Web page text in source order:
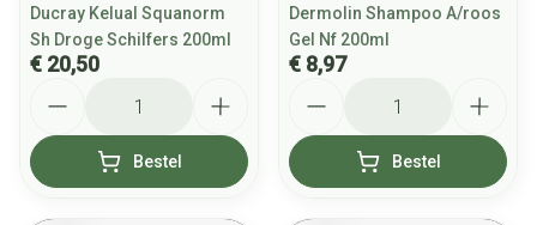
Ducray Kelual Squanorm
Sh Droge Schilfers 200ml
€ 20,50
Bestel
Dermolin Shampoo A/roos
Gel Nf 200ml
€ 8,97
Bestel